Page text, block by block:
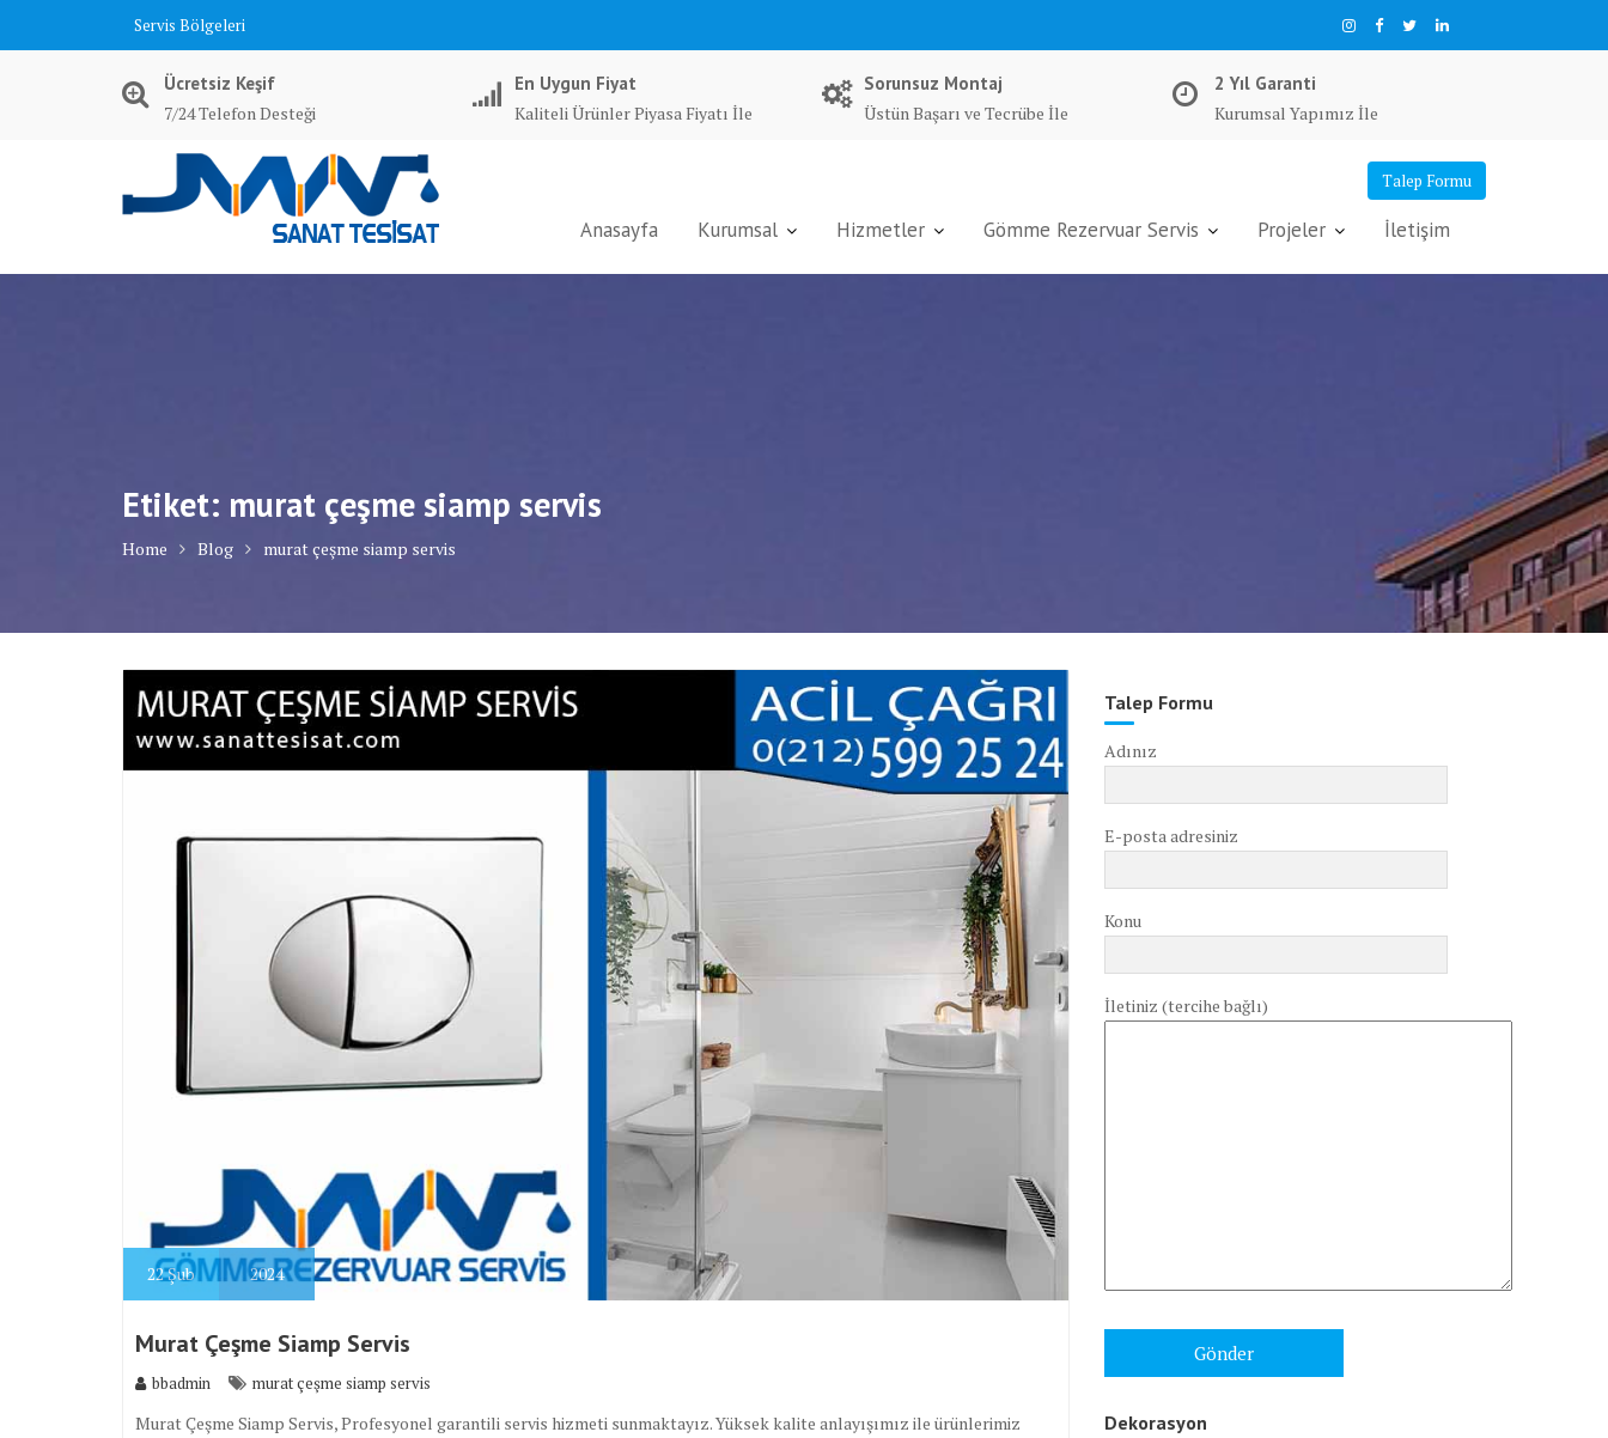
Servis Bölgeleri
Ücretsiz Keşif
7/24 Telefon Desteği
En Uygun Fiyat
Kaliteli Ürünler Piyasa Fiyatı İle
Sorunsuz Montaj
Üstün Başarı ve Tecrübe İle
2 Yıl Garanti
Kurumsal Yapımız İle
Talep Formu
Anasayfa Kurumsal Hizmetler Gömme Rezervuar Servis Projeler İletişim
Etiket: murat çeşme siamp servis
Home Blog murat çeşme siamp servis
22Şub 2024
Murat Çeşme Siamp Servis
bbadmin murat çeşme siamp servis
Murat Çeşme Siamp Servis, Profesyonel garantili servis hizmeti sunmaktayız. Yüksek kalite anlayışımız ile ürünlerimiz
Talep Formu
Adınız
E-posta adresiniz
Konu
İletiniz (tercihe bağlı)
Dekorasyon